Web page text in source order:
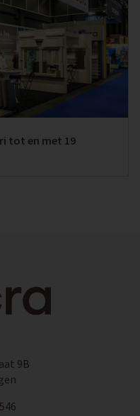
tot en met 19
9B